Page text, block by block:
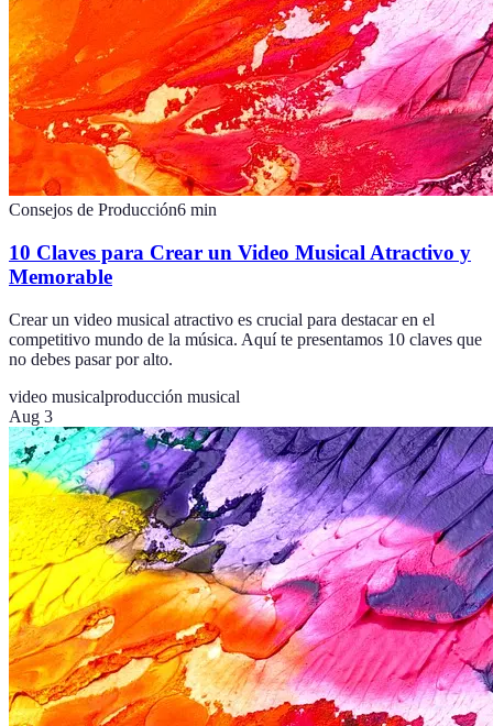
Consejos de Producción6 min
10 Claves para Crear un Video Musical Atractivo y
Memorable
Crear un video musical atractivo es crucial para destacar en el
competitivo mundo de la música. Aquí te presentamos 10 claves que
no debes pasar por alto.
video musicalproducción musical
Aug 3